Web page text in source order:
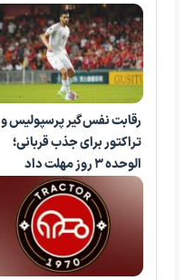
رقابت نفس‌گیر پرسپولیس و
تراکتور برای جذب قربانی؛
الوحده ۳ روز مهلت داد